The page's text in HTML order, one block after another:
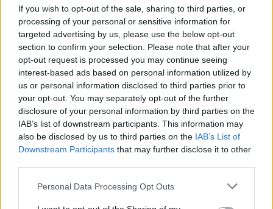
If you wish to opt-out of the sale, sharing to third parties, or
processing of your personal or sensitive information for
targeted advertising by us, please use the below opt-out
section to confirm your selection. Please note that after your
opt-out request is processed you may continue seeing
interest-based ads based on personal information utilized by
us or personal information disclosed to third parties prior to
your opt-out. You may separately opt-out of the further
disclosure of your personal information by third parties on the
IAB’s list of downstream participants. This information may
also be disclosed by us to third parties on the IAB’s List of
Downstream Participants that may further disclose it to other
Please note that this website/app uses one or more Google
Personal Data Processing Opt Outs